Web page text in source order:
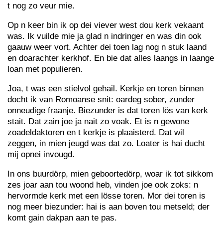
t nog zo veur mie.
Op n keer bin ik op dei viever west dou kerk vekaant
was. Ik vuilde mie ja glad n indringer en was din ook
gaauw weer vort. Achter dei toen lag nog n stuk laand
en doarachter kerkhof. En bie dat alles laangs in laange
loan met populieren.
Joa, t was een stielvol gehail. Kerkje en toren binnen
docht ik van Romoanse snit: oardeg sober, zunder
onneudige fraanje. Biezunder is dat toren lös van kerk
stait. Dat zain joe ja nait zo voak. Et is n gewone
zoadeldaktoren en t kerkje is plaaisterd. Dat wil
zeggen, in mien jeugd was dat zo. Loater is hai ducht
mij opnei invougd.
In ons buurdörp, mien geboortedörp, woar ik tot sikkom
zes joar aan tou woond heb, vinden joe ook zoks: n
hervormde kerk met een lösse toren. Mor dei toren is
nog meer biezunder: hai is aan boven tou metseld; der
komt gain dakpan aan te pas.